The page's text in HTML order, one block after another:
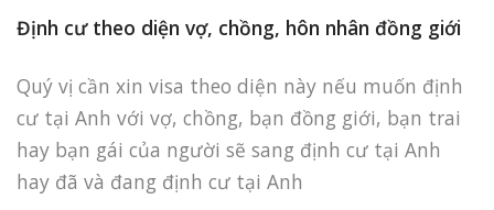
Định cư theo diện vợ, chồng, hôn nhân đồng giới
Quý vị cần xin visa theo diện này nếu muốn định
cư tại Anh với vợ, chồng, bạn đồng giới, bạn trai
hay bạn gái của người sẽ sang định cư tại Anh
hay đã và đang định cư tại Anh